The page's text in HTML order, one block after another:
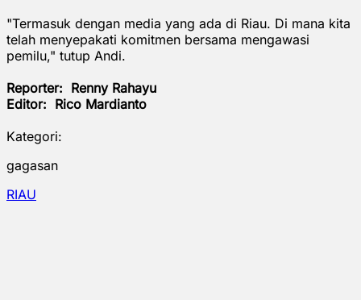
"Termasuk dengan media yang ada di Riau. Di mana kita
telah menyepakati komitmen bersama mengawasi
pemilu," tutup Andi.
Reporter: Renny Rahayu
Editor: Rico Mardianto
Kategori:
gagasan
RIAU